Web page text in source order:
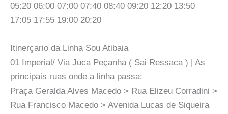
05:20 06:00 07:00 07:40 08:40 09:20 12:20 13:50
17:05 17:55 19:00 20:20
Itinerçario da Linha Sou Atibaia
01 Imperial/ Via Juca Peçanha ( Sai Ressaca ) | As
principais ruas onde a linha passa:
Praça Geralda Alves Macedo > Rua Elizeu Corradini >
Rua Francisco Macedo > Avenida Lucas de Siqueira